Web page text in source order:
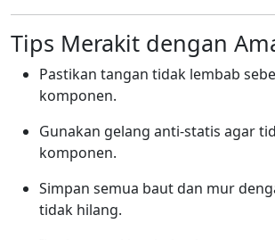
Tips Merakit dengan
Pastikan tangan tidak lembab
komponen.
Gunakan gelang anti-statis agar
komponen.
Simpan semua baut dan mur
tidak hilang.